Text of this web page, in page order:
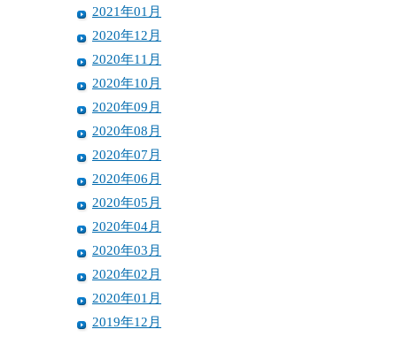
2021年01月
2020年12月
2020年11月
2020年10月
2020年09月
2020年08月
2020年07月
2020年06月
2020年05月
2020年04月
2020年03月
2020年02月
2020年01月
2019年12月